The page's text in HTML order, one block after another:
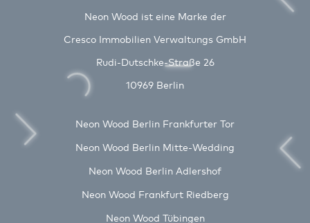
Neon Wood ist eine Marke der
Cresco Immobilien Verwaltungs GmbH
Rudi-Dutschke-Straße 26
10969 Berlin
Neon Wood Berlin Frankfurter Tor
Neon Wood Berlin Mitte-Wedding
Neon Wood Berlin Adlershof
Neon Wood Frankfurt Riedberg
Neon Wood Tübingen